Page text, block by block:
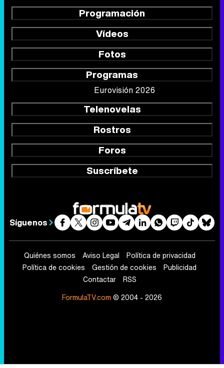
Programación
Vídeos
Fotos
Programas
Eurovisión 2026
Telenovelas
Rostros
Foros
Suscríbete
Síguenos
Quiénes somos Aviso Legal
Política de privacidad
Política de cookies
Gestión de cookies
Publicidad
Contactar
RSS
FormulaTV.com © 2004 - 2026